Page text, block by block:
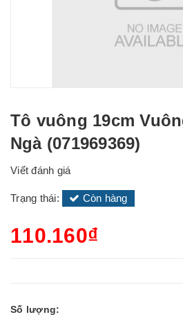
Tô vuông 19cm
Ngà (071969369)
Viết đánh giá
Trạng thái: Còn hàng
110.160₫
Số lượng: